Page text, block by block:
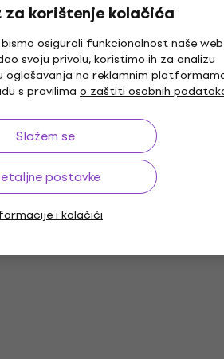
za korištenje kolačića
osigurali funkcionalnost naše web
svoju privolu, koristimo ih za analizu
oglašavanja na reklamnim
s pravilima o zaštiti osobnih
Slažem se
postavke
i kolačići